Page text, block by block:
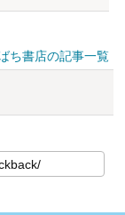
ち書店の記事一覧